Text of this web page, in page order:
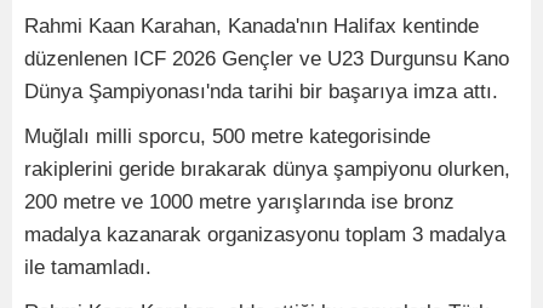
Rahmi Kaan Karahan, Kanada'nın Halifax kentinde
düzenlenen ICF 2026 Gençler ve U23 Durgunsu Kano
Dünya Şampiyonası'nda tarihi bir başarıya imza attı.
Muğlalı milli sporcu, 500 metre kategorisinde
rakiplerini geride bırakarak dünya şampiyonu olurken,
200 metre ve 1000 metre yarışlarında ise bronz
madalya kazanarak organizasyonu toplam 3 madalya
ile tamamladı.